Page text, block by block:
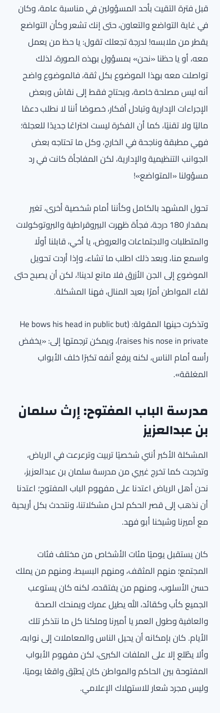
قبل فترة التقيت بأحد المسؤولين في مناسبة عامة، وكان
في غاية التواضع والتعاون، حتى إنك تشعر وكأن التواضع
يقطر من ملابسه! لدرجة تجعلك تقول: يا حظ من يعمل
معه، أو يا حظنا «نحن» بمسؤول بهذه الصورة، لذلك
تواصلت معه بهذا الموضوع بكل ثقة، فالموضوع واضح
أنه ليس مصلحة خاصة، ويحتاج فقط إلى نقاش وبعض
الإجراءات الإدارية وتبادل أفكار، خصوصًا أننا لا نطلب دعمًا
ماليًا ولا تقنيًا، كما أن الفكرة ليست اختراعًا جديدًا للعجلة؛
فهي مطبقة وناجحة في الخارج، وكل ما تحتاجه بعض
الجوانب التنظيمية والإدارية، لكن المفاجأة كانت في رد
مسؤولنا «المتواضع»!
تحول المشهد بالكامل وكأننا أمام شخصية أخرى، تغير
بمقدار 180 درجة، فجأة ظهرت البيروقراطية والبروتوكولات
والمتطلبات والاجتماعات والعروض، يا أخي، قابلنا أولًا
واسمع منا، وبعد ذلك اطلب ما تشاء، وإذا أردت تحويل
الموضوع إلى الجن الأزرق فلا مانع لدينا!، لكن أن يصبح حتى
لقاء المواطن أمرًا بعيد المنال، فهنا المشكلة.
وتذكرت حينها المقولة: (He bows his head in public but
raises his nose in private)، ويمكن ترجمتها إلى: «يخفض
رأسه أمام الناس، لكنه يرفع أنفه تكبرًا خلف الأبواب
المغلقة».
مدرسة الباب المفتوح: إرث سلمان
بن عبدالعزيز
المشكلة الأكبر أنني شخصيًا تربيت وترعرعت في الرياض،
وتخرجت كما تخرج غيري من مدرسة سلمان بن عبدالعزيز،
نحن أهل الرياض اعتدنا على مفهوم الباب المفتوح؛ اعتدنا
أن نذهب إلى قصر الحكم لحل مشكلاتنا، ونتحدث بكل أريحية
مع أميرنا وشيخنا أبو فهد.
كان يستقبل يوميًا مئات الأشخاص من مختلف فئات
المجتمع؛ منهم المثقف، ومنهم البسيط، ومنهم من يملك
حسن الأسلوب، ومنهم من يفتقده، لكنه كان يستوعب
الجميع كأب وكقائد، الله يطيل عمرك ويمنحك الصحة
والعافية وطول العمر يا أميرنا وملكنا كل ما نتذكر تلك
الأيام. كان بإمكانه أن يحيل الناس والمعاملات إلى نوابه،
وألا يطّلع إلا على الملفات الكبرى، لكن مفهوم الأبواب
المفتوحة بين الحاكم والمواطن كان يُطبّق واقعًا يوميًا،
وليس مجرد شعار للاستهلاك الإعلامي.